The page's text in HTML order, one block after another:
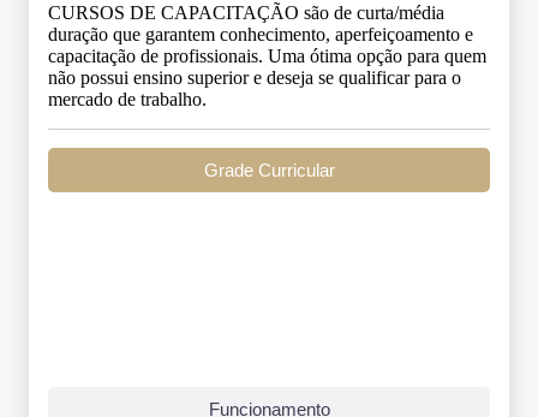
CURSOS DE CAPACITAÇÃO são de curta/média
duração que garantem conhecimento, aperfeiçoamento e
capacitação de profissionais. Uma ótima opção para quem
não possui ensino superior e deseja se qualificar para o
mercado de trabalho.
Grade Curricular
Funcionamento